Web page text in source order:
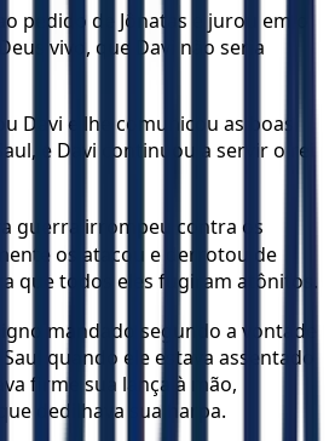
pedido de Jônatas e jurou em o
vivo, que Davi não seria
Davi e lhe comunicou as boas
e Davi continuou a servir o rei
guerra irrompeu contra os
os atacou e derrotou de
que todos eles fugiram atônitos.
mandado segundo a vontade
quando ele estava assentado
firme sua lança à mão,
dedilhava sua harpa.